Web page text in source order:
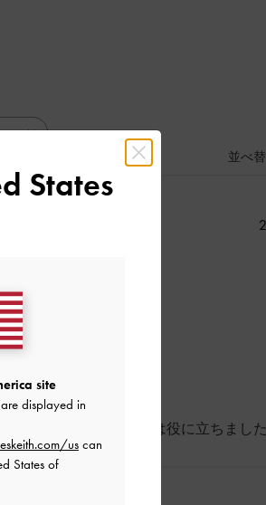
並べ替
このレビューは役に立ちまし
States
site
displayed in
uscan
States of